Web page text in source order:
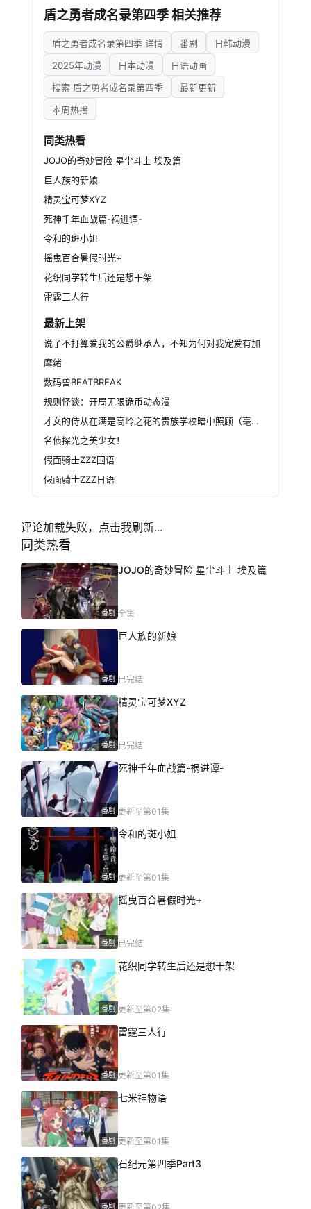
盾之勇者成名录第四季 相关推荐
盾之勇者成名录第四季 详情 番剧
日韩动漫
2025年动漫
日本动漫
日语动画
搜索 盾之勇者成名录第四季
最新更新
本周热播
同类热看
JOJO的奇妙冒险 星尘斗士 埃及篇
巨人族的新娘
精灵宝可梦XYZ
死神千年血战篇-祸进谭-
令和的斑小姐
摇曳百合暑假时光+
花织同学转生后还是想干架
雷霆三人行
最新上架
说了不打算爱我的公爵继承人，不知为何对我宠爱有加
摩绪
数码兽BEATBREAK
规则怪谈：开局无限诡币动态漫
才女的侍从在满是高岭之花的贵族学校暗中照顾（毫无生活自理能力的）学院第一大小姐
名侦探光之美少女！
假面骑士ZZZ国语
假面骑士ZZZ日语
评论加载失败，点击我刷新...
同类热看
番剧
JOJO的奇妙冒险 星尘斗士 埃及篇
全集
番剧
巨人族的新娘
已完结
番剧
精灵宝可梦XYZ
已完结
番剧
死神千年血战篇-祸进谭-
更新至第01集
番剧
令和的斑小姐
更新至第01集
番剧
摇曳百合暑假时光+
已完结
番剧
花织同学转生后还是想干架
更新至第02集
番剧
雷霆三人行
更新至第01集
番剧
七米神物语
更新至第01集
番剧
石纪元第四季Part3